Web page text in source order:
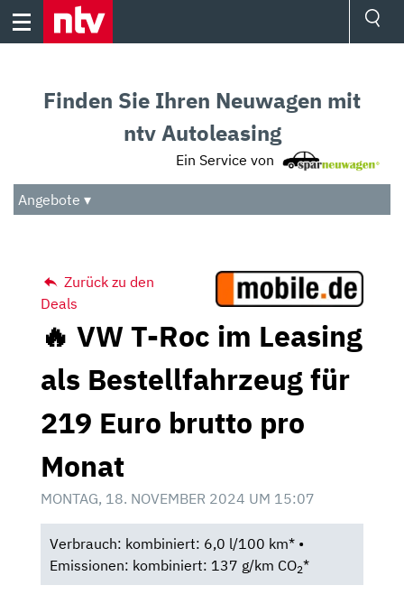
Skip
Audio
Das Beste
Finden Sie Ihren Neuwagen mit
ntv Autoleasing
Ein Service von
Angebote ▾
Zurück zu den
Deals
🔥 VW T-Roc im Leasing
als Bestellfahrzeug für
219 Euro brutto pro
Monat
MONTAG, 18. NOVEMBER 2024 UM 15:07
Verbrauch: kombiniert: 6,0 l/100 km* •
Emissionen: kombiniert: 137 g/km CO2*